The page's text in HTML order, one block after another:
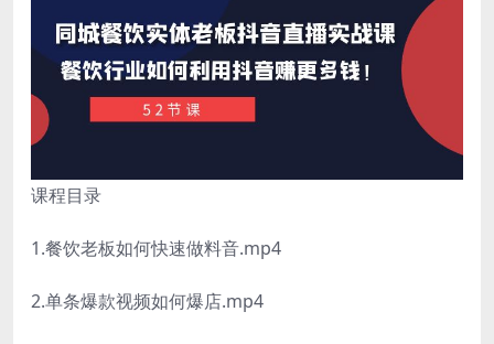
课程目录
1.餐饮老板如何快速做料音.mp4
2.单条爆款视频如何爆店.mp4